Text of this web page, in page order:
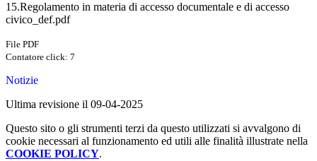
15.Regolamento in materia di accesso documentale e di accesso
civico_def.pdf
File PDF
Contatore click: 7
Notizie
Ultima revisione il 09-04-2025
Questo sito o gli strumenti terzi da questo utilizzati si avvalgono di
cookie necessari al funzionamento ed utili alle finalità illustrate nella
COOKIE POLICY.